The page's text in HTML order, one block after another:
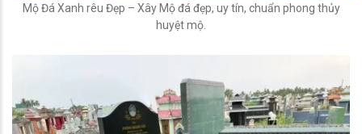
Mộ Đá Xanh rêu Đẹp – Xây Mộ đá đẹp, uy tín, chuẩn phong thủy
huyệt mộ.